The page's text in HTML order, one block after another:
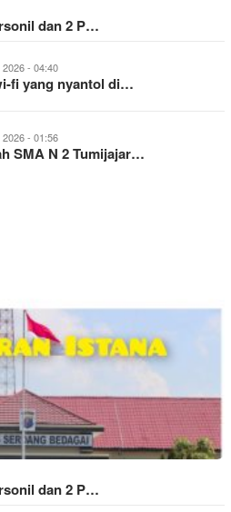
dan 2 P…
- 04:40
fi yang nyantol di…
- 01:56
SMA N 2 Tumijajar…
dan 2 P…